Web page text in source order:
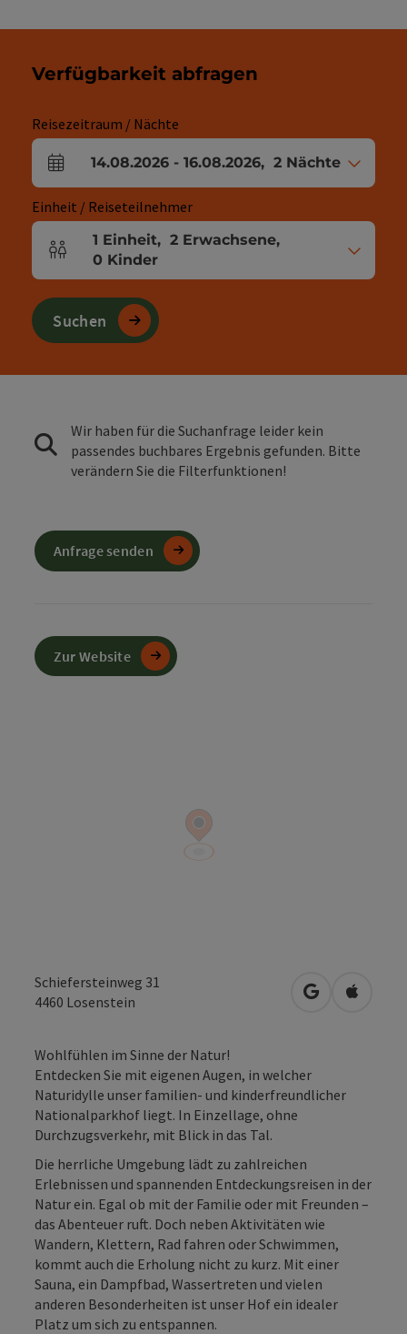
Schiefersteinweg 31
4460 Losenstein in Google
in
Wohlfühlen im Sinne der Natur!
Entdecken Sie mit eigenen Augen, in welcher
Naturidylle unser familien- und kinderfreundlicher
Nationalparkhof liegt. In Einzellage, ohne
Durchzugsverkehr, mit Blick in das Tal.
Die herrliche Umgebung lädt zu zahlreichen
Erlebnissen und spannenden Entdeckungsreisen in der
Natur ein. Egal ob mit der Familie oder mit Freunden –
das Abenteuer ruft. Doch neben Aktivitäten wie
Wandern, Klettern, Rad fahren oder Schwimmen,
kommt auch die Erholung nicht zu kurz. Mit einer
Sauna, ein Dampfbad, Wassertreten und vielen
anderen Besonderheiten ist unser Hof ein idealer
Platz um sich zu entspannen.
Verfügbarkeit abfragen
Reisezeitraum / Nächte
An- und Abreisefelder
14.08.2026 - 16.08.2026, 2 Nächte
Einheit / Reiseteilnehmer
Einheitenanzahl und Personenfelder
1 Einheit, 2 Erwachsene,
0 Kinder
Suchen
Wir haben für die Suchanfrage leider kein
passendes buchbares Ergebnis gefunden. Bitte
verändern Sie die Filterfunktionen!
Anfrage senden
Zur Website